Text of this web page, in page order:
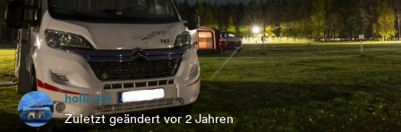
Registrieren
Einloggen
Newsletter
holle112
Zuletzt geändert vor 2 Jahren